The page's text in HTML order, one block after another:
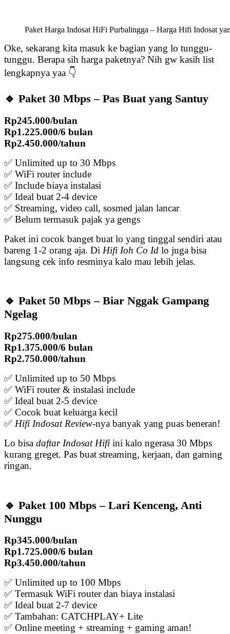
Paket Harga Indosat HiFi Purbalingga – Harga Hifi Indosat
Oke, sekarang kita masuk ke bagian yang lo tunggu-
tunggu. Berapa sih harga paketnya? Nih gw kasih list
lengkapnya yaa 👇
🔹 Paket 30 Mbps – Pas Buat yang Santuy
Rp245.000/bulan
Rp1.225.000/6 bulan
Rp2.450.000/tahun
✅ Unlimited up to 30 Mbps
✅ WiFi router include
✅ Include biaya instalasi
✅ Ideal buat 2-4 device
✅ Streaming, video call, sosmed jalan lancar
✅ Belum termasuk pajak ya gengs
Paket ini cocok banget buat lo yang tinggal sendiri atau
bareng 1-2 orang aja. Di Hifi Ioh Co Id lo juga bisa
langsung cek info resminya kalo mau lebih jelas.
🔹 Paket 50 Mbps – Biar Nggak Gampang
Ngelag
Rp275.000/bulan
Rp1.375.000/6 bulan
Rp2.750.000/tahun
✅ Unlimited up to 50 Mbps
✅ WiFi router & instalasi include
✅ Ideal buat 2-5 device
✅ Cocok buat keluarga kecil
✅ Hifi Indosat Review-nya banyak yang puas beneran!
Lo bisa daftar Indosat Hifi ini kalo ngerasa 30 Mbps
kurang greget. Pas buat streaming, kerjaan, dan gaming
ringan.
🔹 Paket 100 Mbps – Lari Kenceng, Anti
Nunggu
Rp345.000/bulan
Rp1.725.000/6 bulan
Rp3.450.000/tahun
✅ Unlimited up to 100 Mbps
✅ Termasuk WiFi router dan biaya instalasi
✅ Ideal buat 2-7 device
✅ Tambahan: CATCHPLAY+ Lite
✅ Online meeting + streaming + gaming aman!